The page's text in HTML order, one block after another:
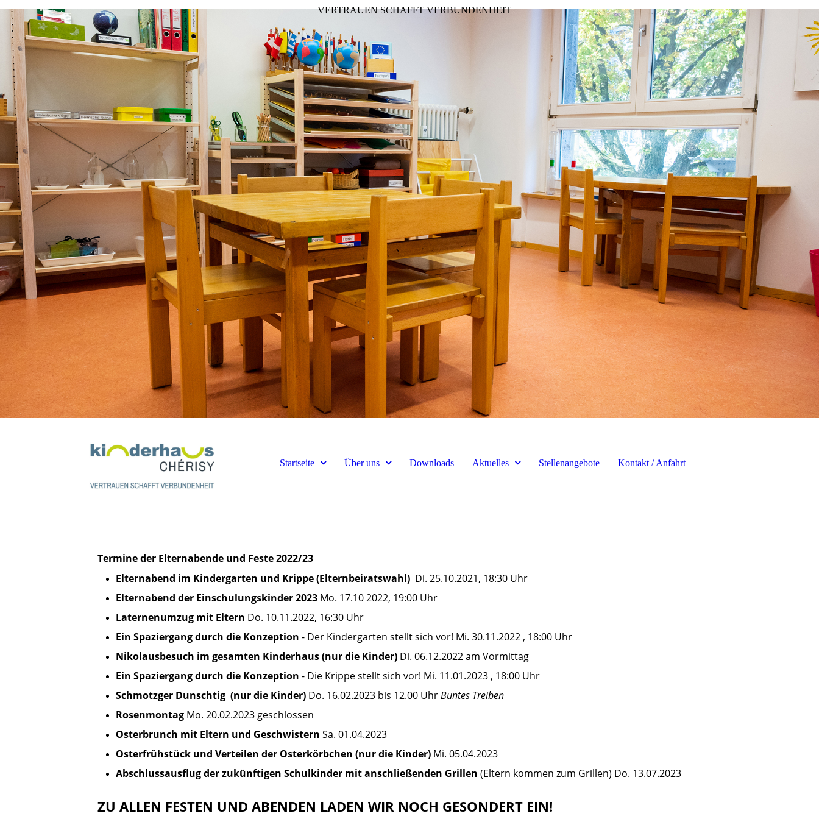
VERTRAUEN SCHAFFT VERBUNDENHEIT
Startseite Über uns Downloads Aktuelles Stellenangebote Kontakt / Anfahrt
Termine der Elternabende und Feste 2022/23
Elternabend im Kindergarten und Krippe (Elternbeiratswahl) Di. 25.10.2021, 18:30 Uhr
Elternabend der Einschulungskinder 2023 Mo. 17.10 2022, 19:00 Uhr
Laternenumzug mit Eltern Do. 10.11.2022, 16:30 Uhr
Ein Spaziergang durch die Konzeption - Der Kindergarten stellt sich vor! Mi. 30.11.2022 , 18:00 Uhr
Nikolausbesuch im gesamten Kinderhaus (nur die Kinder) Di. 06.12.2022 am Vormittag
Ein Spaziergang durch die Konzeption - Die Krippe stellt sich vor! Mi. 11.01.2023 , 18:00 Uhr
Schmotzger Dunschtig (nur die Kinder) Do. 16.02.2023 bis 12.00 UhrBuntes Treiben
Rosenmontag Mo. 20.02.2023 geschlossen
Osterbrunch mit Eltern und Geschwistern Sa. 01.04.2023
Osterfrühstück und Verteilen der Osterkörbchen (nur die Kinder) Mi. 05.04.2023
Abschlussausflug der zukünftigen Schulkinder mit anschließenden Grillen (Eltern kommen zum Grillen) Do. 13.07.2023
ZU ALLEN FESTEN UND ABENDEN LADEN WIR NOCH GESONDERT EIN!